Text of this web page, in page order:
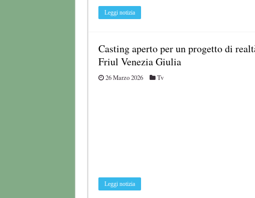
Leggi notizia
Casting aperto per un progetto di
Friul Venezia Giulia
26 Marzo 2026 Tv
Leggi notizia